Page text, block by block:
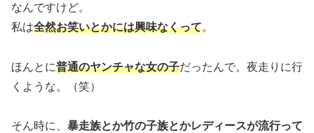
なんですけど。
私は全然お笑いとかには興味なくって。
ほんとに普通のヤンチャな女の子だったんで。夜走りに行
くような。（笑）
そん時に、 暴走族とか竹の子族とかレディースが流行って